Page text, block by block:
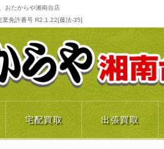
おたからや湘南台店
免許番号 R2.1.22[藤法-35]
宅配買取 出張買取